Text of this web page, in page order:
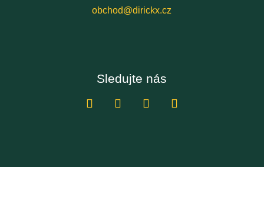
obchod@dirickx.cz
Sledujte nás